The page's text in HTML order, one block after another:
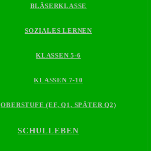
BLÄSERKLASSE
SOZIALES LERNEN
KLASSEN 5-6
KLASSEN 7-10
OBERSTUFE (EF, Q1, SPÄTER Q2)
SCHULLEBEN